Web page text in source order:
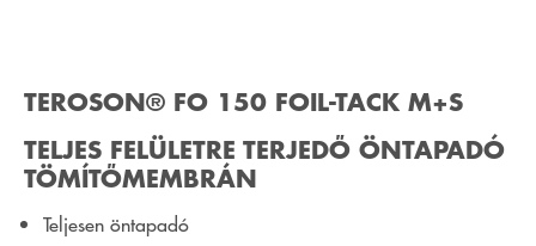
TEROSON® FO 150 FOIL-TACK M+S
TELJES FELÜLETRE TERJEDŐ ÖNTAPADÓ
TÖMÍTŐMEMBRÁN
Teljesen öntapadó